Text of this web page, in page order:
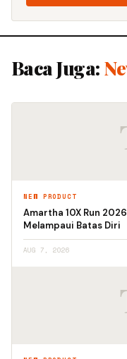
Baca Juga:
NEW PRODUCT
Amartha 10X Run
Melampaui Batas Diri
AUG 7, 2026